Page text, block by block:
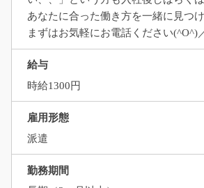
あなたに合った働き方を一緒に見つ
まずはお気軽にお電話ください(^O^)
給与
時給1300円
雇用形態
派遣
勤務期間